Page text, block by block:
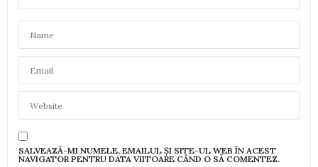
SALVEAZĂ-MI NUMELE, EMAILUL ȘI SITE-UL WEB ÎN ACEST
NAVIGATOR PENTRU DATA VIITOARE CÂND O SĂ COMENTEZ.